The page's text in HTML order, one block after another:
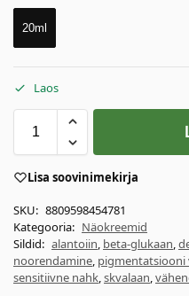
20ml
Laos
Lisa soovinimekirja
SKU: 8809598454781
Kategooria: Näokreemid
Sildid: alantoiin, beta-glukaan,
noorendamine, pigmentatsiooni
sensitiivne nahk,skvalaan,